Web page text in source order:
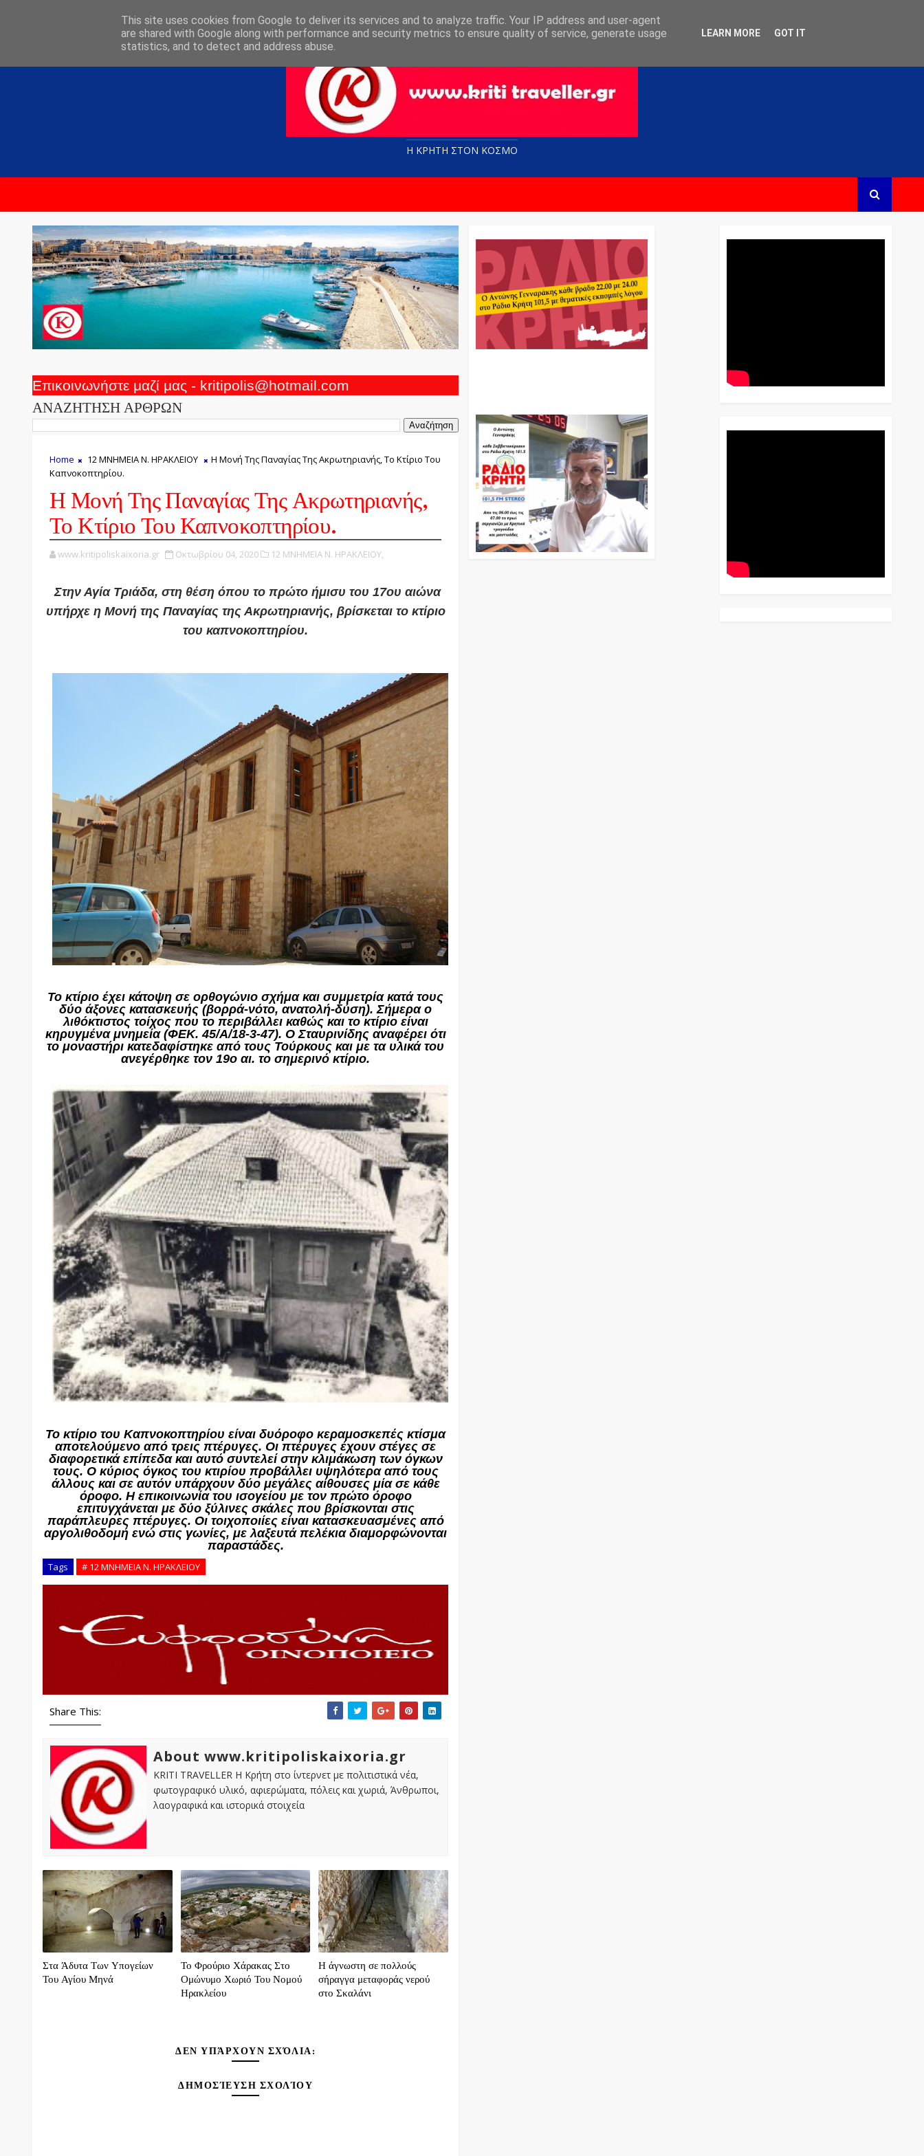
Η ΚΡΗΤΗ ΣΤΟN KOΣΜΟ
Επικοινωνήστε μαζί μας - kritipolis@hotmail.com
ΑΝΑΖΗΤΗΣΗ ΑΡΘΡΩΝ
Home 12 ΜΝΗΜΕΙΑ Ν. ΗΡΑΚΛΕΙΟΥ
Η Μονή Της Παναγίας Της Ακρωτηριανής, Το Κτίριο Του
Καπνοκοπτηρίου.
Η Μονή Της Παναγίας Της Ακρωτηριανής,
Το Κτίριο Του Καπνοκοπτηρίου.
www.kritipoliskaixoria.gr Οκτωβρίου 04, 2020 12 ΜΝΗΜΕΙΑ Ν. ΗΡΑΚΛΕΙΟΥ,
Στην Αγία Τριάδα, στη θέση όπου το πρώτο ήμισυ του 17ου αιώνα
υπήρχε η Μονή της Παναγίας της Ακρωτηριανής, βρίσκεται το κτίριο
του καπνοκοπτηρίου.
Το κτίριο έχει κάτοψη σε ορθογώνιο σχήμα και συμμετρία κατά τους
δύο άξονες κατασκευής (βορρά-νότο, ανατολή-δύση). Σήμερα ο
λιθόκτιστος τοίχος που το περιβάλλει καθώς και το κτίριο είναι
κηρυγμένα μνημεία (ΦΕΚ. 45/Α/18-3-47). Ο Σταυρινίδης αναφέρει ότι
το μοναστήρι κατεδαφίστηκε από τους Τούρκους και με τα υλικά του
ανεγέρθηκε τον 19ο αι. το σημερινό κτίριο.
Το κτίριο του Καπνοκοπτηρίου είναι δυόροφο κεραμοσκεπές κτίσμα
αποτελούμενο από τρεις πτέρυγες. Οι πτέρυγες έχουν στέγες σε
διαφορετικά επίπεδα και αυτό συντελεί στην κλιμάκωση των όγκων
τους. Ο κύριος όγκος του κτιρίου προβάλλει υψηλότερα από τους
άλλους και σε αυτόν υπάρχουν δύο μεγάλες αίθουσες μία σε κάθε
όροφο. Η επικοινωνία του ισογείου με τον πρώτο όροφο
επιτυγχάνεται με δύο ξύλινες σκάλες που βρίσκονται στις
παράπλευρες πτέρυγες. Οι τοιχοποιίες είναι κατασκευασμένες από
αργολιθοδομή ενώ στις γωνίες, με λαξευτά πελέκια διαμορφώνονται
παραστάδες.
Tags # 12 ΜΝΗΜΕΙΑ Ν. ΗΡΑΚΛΕΙΟΥ
Share This:
About www.kritipoliskaixoria.gr
KRITI TRAVELLER Η Κρήτη στο ίντερνετ με πολιτιστικά νέα,
φωτογραφικό υλικό, αφιερώματα, πόλεις και χωριά, Άνθρωποι,
λαογραφικά και ιστορικά στοιχεία
Στα Άδυτα Των Υπογείων
Του Αγίου Μηνά
Το Φρούριο Χάρακας Στο
Ομώνυμο Χωριό Του Νομού
Ηρακλείου
Η άγνωστη σε πολλούς
σήραγγα μεταφοράς νερού
στο Σκαλάνι
ΔΕΝ ΥΠΆΡΧΟΥΝ ΣΧΌΛΙΑ:
ΔΗΜΟΣΊΕΥΣΗ ΣΧΟΛΊΟΥ
This site uses cookies from Google to deliver its services and to analyze traffic. Your IP address and user-agent
are shared with Google along with performance and security metrics to ensure quality of service, generate usage
statistics, and to detect and address abuse.
LEARN MORE GOT IT